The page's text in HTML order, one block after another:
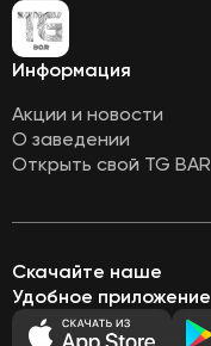
Информация
Акции и новости
О заведении
Открыть свой TG BAR
Скачайте наше
Удобное приложение